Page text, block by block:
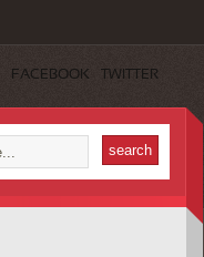
FACEBOOK TWITTER